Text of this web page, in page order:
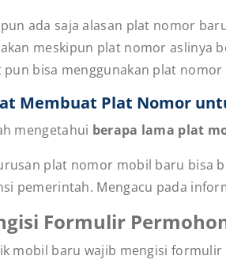
ada saja alasan plat nomor
meskipun plat nomor aslinya
pun bisa menggunakan plat
Membuat Plat Nomor
mengetahui berapa lama plat
plat nomor mobil baru bisa
pemerintah. Mengacu pada
Formulir
mobil baru wajib mengisi